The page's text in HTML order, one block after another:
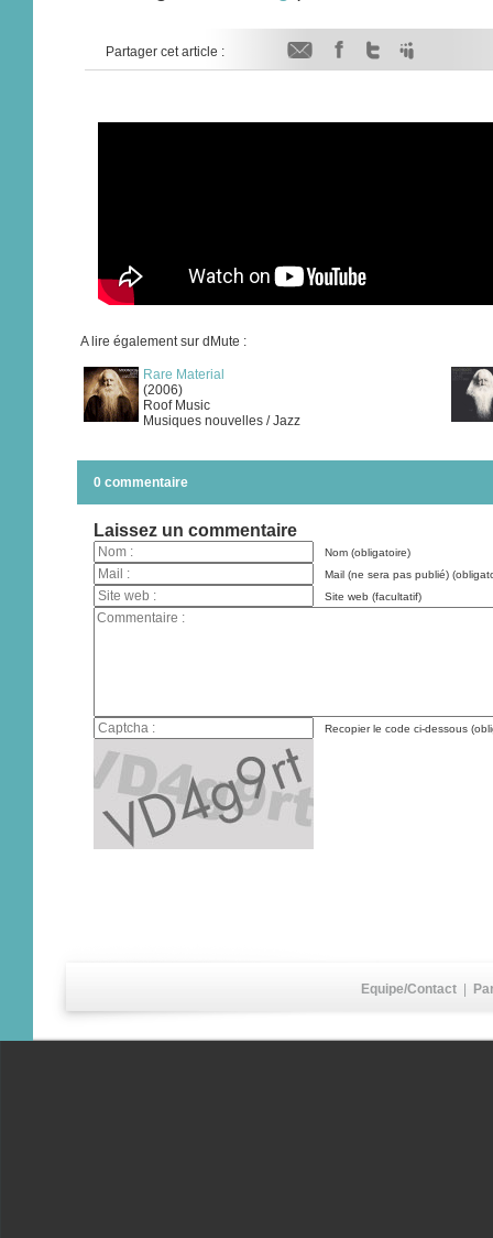
Partager cet article :
A lire également sur dMute :
Rare Material
(2006)
Roof Music
Musiques nouvelles / Jazz
0 commentaire
Laissez un commentaire
Nom (obligatoire)
Mail (ne sera pas publié)
Site web (facultatif)
Recopier le code ci-dessous
Equipe/Contact